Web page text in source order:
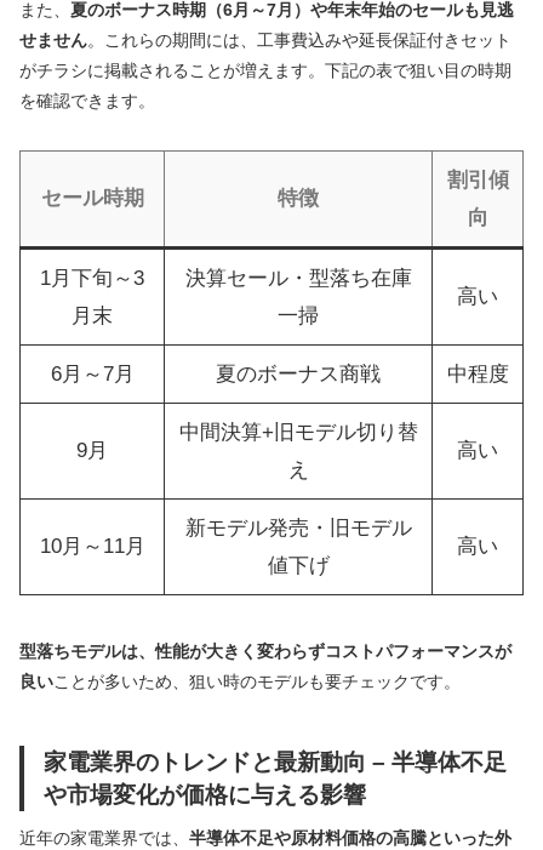
また、 夏のボーナス時期（6月～7月）や年末年始のセールも見逃
せません。これらの期間には、工事費込みや延長保証付きセット
がチラシに掲載されることが増えます。下記の表で狙い目の時期
を確認できます。
セール時期 特徴
割引傾
向
1月下旬～3
月末
決算セール・型落ち在庫
一掃
高い
6月～7月 夏のボーナス商戦 中程度
9月
中間決算+旧モデル切り替
え
高い
10月～11月
新モデル発売・旧モデル
値下げ
高い
型落ちモデルは、性能が大きく変わらずコストパフォーマンスが
良いことが多いため、狙い時のモデルも要チェックです。
家電業界のトレンドと最新動向 – 半導体不足
や市場変化が価格に与える影響
近年の家電業界では、 半導体不足や原材料価格の高騰といった外